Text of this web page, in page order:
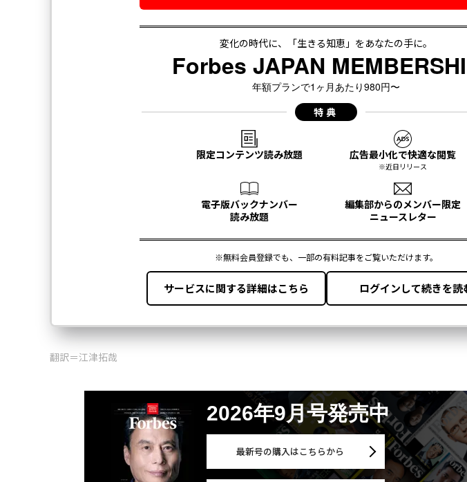
翻訳＝江津拓哉
2026年9月号発売中
最新号の購入はこちらから